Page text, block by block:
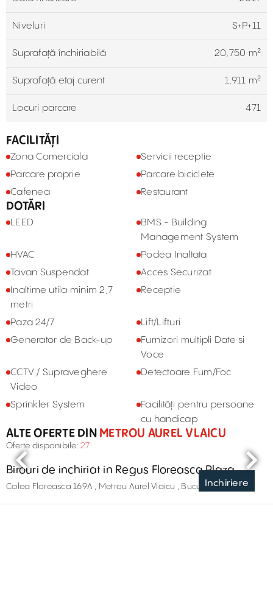
Niveluri S+P+11
Suprafață închiriabilă 20,750 m²
Suprafață etaj curent 1,911 m²
Locuri parcare 471
FACILITĂȚI
Zona Comerciala
Servicii receptie
Parcare proprie
Parcare biciclete
Cafenea
Restaurant
DOTĂRI
LEED
BMS - Building
Management System
HVAC
Podea Inaltata
Tavan Suspendat
Acces Securizat
Inaltime utila minim 2,7
metri
Receptie
Paza 24/7
Lift/Lifturi
Generator de Back-up
Furnizori multipli Date si
Voce
CCTV / Supraveghere
Video
Detectoare Fum/Foc
Sprinkler System
Facilități pentru persoane
cu handicap
ALTE OFERTE DINMETROU AUREL VLAICU
Oferte disponibile: 27
Inchiriere
Birouri de inchiriat in Regus Floreasca Plaza
Calea Floreasca 169A , Metrou Aurel Vlaicu , București